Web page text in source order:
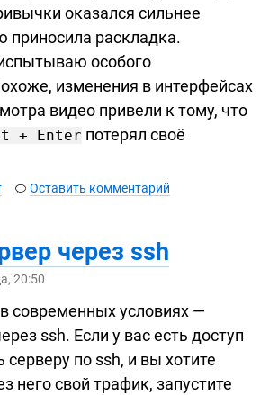
оказался сильнее
приносила раскладка.
особого
изменения в интерфейсах
видео привели к тому, что
+ Enter потерял своё
Оставить комментарий
через ssh
20:50
современных условиях —
ssh. Если у вас есть доступ
серверу по ssh, и вы хотите
него свой трафик, запустите